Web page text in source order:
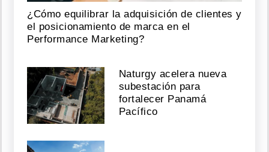
¿Cómo equilibrar la adquisición de clientes y
el posicionamiento de marca en el
Performance Marketing?
Naturgy acelera nueva
subestación para
fortalecer Panamá
Pacífico